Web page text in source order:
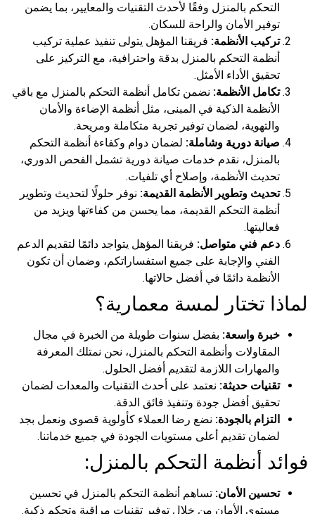
التحكم بالمنزل وفقًا لأحدث التقنيات والمعايير، بما يضمن
توفير الأمان والراحة للسكان.
تركيب الأنظمة: فريقنا المؤهل يتولى تنفيذ عملية تركيب
أنظمة التحكم بالمنزل بدقة واحترافية، مع التركيز على
تحقيق الأداء الأمثل.
تكامل الأنظمة: نضمن تكامل أنظمة التحكم بالمنزل مع باقي
الأنظمة الذكية في المبنى، مثل أنظمة الإضاءة والأمان
والتهوية، لضمان توفير تجربة متكاملة ومريحة.
صيانة دورية وشاملة: لضمان دوام وكفاءة أنظمة التحكم
بالمنزل، نقدم خدمات صيانة دورية تشمل الفحص الدوري،
تحديث الأنظمة، وإصلاح أي تلفيات.
تحديث وتطوير الأنظمة القديمة: نوفر حلولًا لتحديث وتطوير
أنظمة التحكم القديمة، مما يحسن من كفاءتها ويزيد من
فعاليتها.
دعم فني متواصل: فريقنا المؤهل يتواجد دائمًا لتقديم الدعم
الفني والإجابة على جميع استفساراتكم، وضمان أن تكون
الأنظمة دائمًا في أفضل حالاتها.
لماذا تختار لمسة معمارية؟
خبرة واسعة: بفضل سنوات طويلة من الخبرة في مجال
المقاولات وأنظمة التحكم بالمنزل، نحن نمتلك المعرفة
والمهارات اللازمة لتقديم أفضل الحلول.
تقنيات حديثة: نعتمد على أحدث التقنيات والمعدات لضمان
تحقيق أفضل جودة وتنفيذ فائق الدقة.
التزام بالجودة: نضع رضا العملاء كأولوية قصوى ونعمل بجد
لضمان تقديم أعلى مستويات الجودة في جميع خدماتنا.
فوائد أنظمة التحكم بالمنزل:
تحسين الأمان: تساهم أنظمة التحكم بالمنزل في تحسين
مستوى الأمان من خلال توفير تقنيات مراقبة وتحكم ذكية.